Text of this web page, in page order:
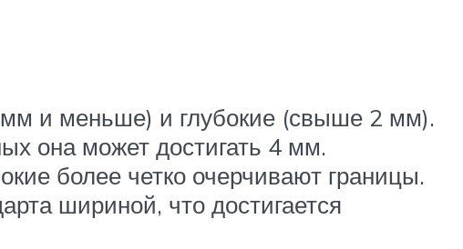
мм и меньше) и глубокие (свыше 2 мм).
она может достигать 4 мм.
более четко очерчивают границы.
шириной, что достигается